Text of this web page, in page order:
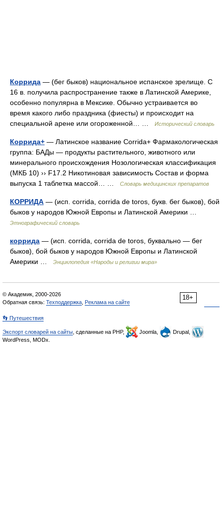
Коррида — (бег быков) национальное испанское зрелище. С
16 в. получила распространение также в Латинской Америке,
особенно популярна в Мексике. Обычно устраивается во
время какого либо праздника (фиесты) и происходит на
специальной арене или огороженной… …
Исторический словарь
Коррида+ — Латинское название Corrida+ Фармакологическая
группа: БАДы — продукты растительного, животного или
минерального происхождения Нозологическая классификация
(МКБ 10) ›› F17.2 Никотиновая зависимость Состав и форма
выпуска 1 таблетка массой… …
Словарь медицинских препаратов
КОРРИДА — (исп. corrida, corrida de toros, букв. бег быков), бой
быков у народов Южной Европы и Латинской Америки …
Этнографический словарь
коррида — (исп. corrida, corrida de toros, буквально — бег
быков), бой быков у народов Южной Европы и Латинской
Америки …
Энциклопедия «Народы и религии мира»
18+
© Академик, 2000-2026
Обратная связь: Техподдержка Реклама на сайте
👣 Путешествия
Экспорт словарей на сайты , сделанные на PHP, Joomla,
Drupal,
WordPress, MODx.